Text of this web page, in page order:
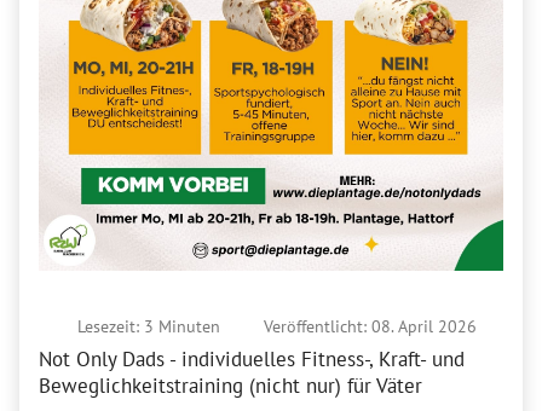
Lesezeit: 3 Minuten Veröffentlicht: 08. April 2026
Not Only Dads - individuelles Fitness-, Kraft- und
Beweglichkeitstraining (nicht nur) für Väter